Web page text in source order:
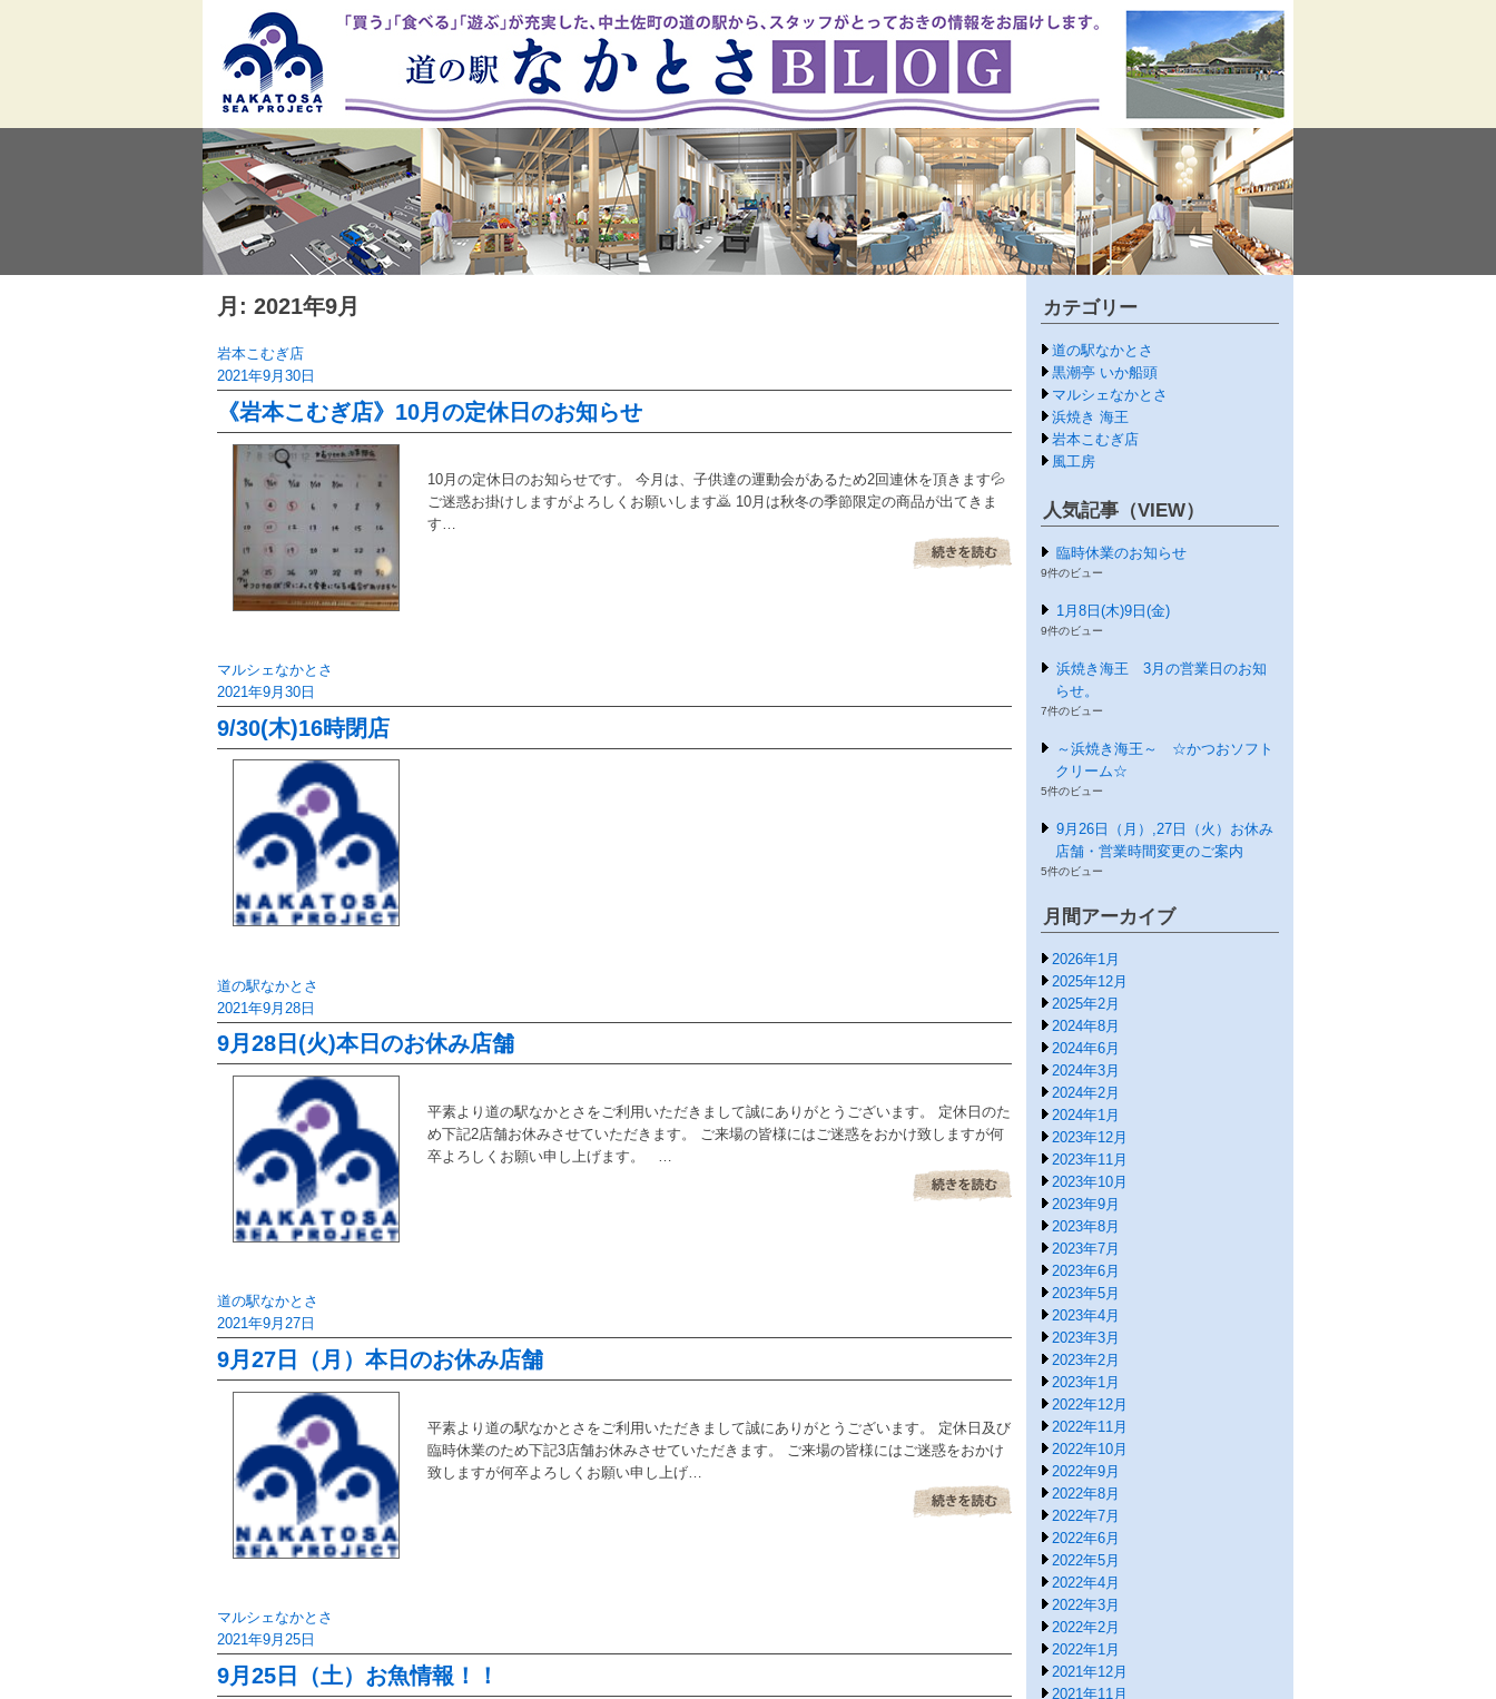
月: 2021年9月
岩本こむぎ店
2021年9月30日
《岩本こむぎ店》10月の定休日のお知らせ
10月の定休日のお知らせです。 今月は、子供達の運動会があるため2回連休を頂きます💦
ご迷惑お掛けしますがよろしくお願いします🙇 10月は秋冬の季節限定の商品が出てきま
す…
マルシェなかとさ
2021年9月30日
9/30(木)16時閉店
道の駅なかとさ
2021年9月28日
9月28日(火)本日のお休み店舗
平素より道の駅なかとさをご利用いただきまして誠にありがとうございます。 定休日のた
め下記2店舗お休みさせていただきます。 ご来場の皆様にはご迷惑をおかけ致しますが何
卒よろしくお願い申し上げます。 …
道の駅なかとさ
2021年9月27日
9月27日（月）本日のお休み店舗
平素より道の駅なかとさをご利用いただきまして誠にありがとうございます。 定休日及び
臨時休業のため下記3店舗お休みさせていただきます。 ご来場の皆様にはご迷惑をおかけ
致しますが何卒よろしくお願い申し上げ…
マルシェなかとさ
2021年9月25日
9月25日（土）お魚情報！！
カテゴリー
道の駅なかとさ
黒潮亭 いか船頭
マルシェなかとさ
浜焼き 海王
岩本こむぎ店
風工房
人気記事（VIEW）
臨時休業のお知らせ
9件のビュー
1月8日(木)9日(金)
9件のビュー
浜焼き海王 3月の営業日のお知
らせ。
7件のビュー
～浜焼き海王～ ☆かつおソフト
クリーム☆
5件のビュー
9月26日（月）,27日（火）お休み
店舗・営業時間変更のご案内
5件のビュー
月間アーカイブ
2026年1月
2025年12月
2025年2月
2024年8月
2024年6月
2024年3月
2024年2月
2024年1月
2023年12月
2023年11月
2023年10月
2023年9月
2023年8月
2023年7月
2023年6月
2023年5月
2023年4月
2023年3月
2023年2月
2023年1月
2022年12月
2022年11月
2022年10月
2022年9月
2022年8月
2022年7月
2022年6月
2022年5月
2022年4月
2022年3月
2022年2月
2022年1月
2021年12月
2021年11月